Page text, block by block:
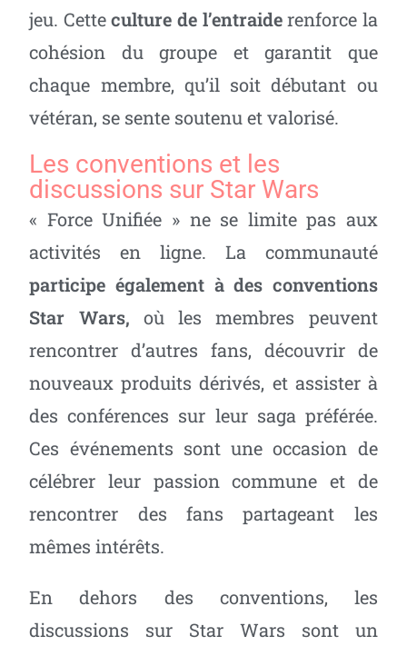
jeu. Cetteculture de l’entraiderenforce la
cohésion du groupe et garantit que
chaque membre, qu’il soit débutant ou
vétéran, se sente soutenu et valorisé.
Les conventions et les
discussions sur Star Wars
« Force Unifiée » ne se limite pas aux
activités en ligne. La communauté
participe également à des conventions
Star Wars, où les membres peuvent
rencontrer d’autres fans, découvrir de
nouveaux produits dérivés, et assister à
des conférences sur leur saga préférée.
Ces événements sont une occasion de
célébrer leur passion commune et de
rencontrer des fans partageant les
mêmes intérêts.
En dehors des conventions, les
discussions sur Star Wars sont un